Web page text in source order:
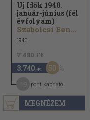
MEGNÉZEM
Uj Idők 1940.
január-június (fél
évfolyam)
Szabolcsi Bence...
1940
7.480 Ft
3.740 ,-Ft 50
pont kapható